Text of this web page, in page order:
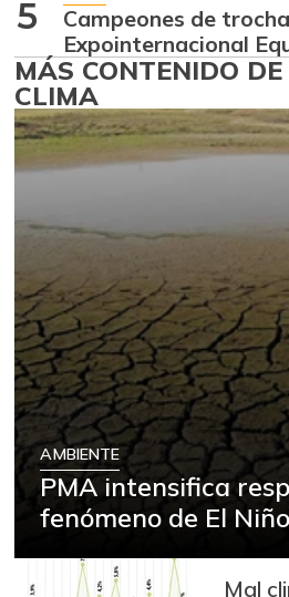
5
Campeones de
Expointernacional
MÁS CONTENIDO DE
CLIMA
AMBIENTE
PMA intensifica
fenómeno de El Niño
Mal